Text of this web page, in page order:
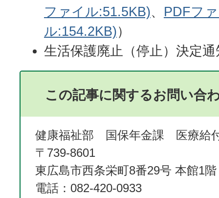
ファイル:51.5KB)、 PDFフ
ル:154.2KB)）
生活保護廃止（停止）決定
この記事に関するお問い合
健康福祉部 国保年金課 医療給
〒739-8601
東広島市西条栄町8番29号 本館1階
電話：082-420-0933